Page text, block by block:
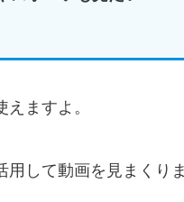
ますよ。
して動画を見まくり